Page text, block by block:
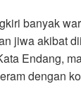
banyak
jiwa akibat
Endang,
dengan